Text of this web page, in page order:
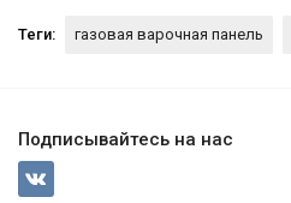
Теги: газовая варочная панель
Подписывайтесь на нас